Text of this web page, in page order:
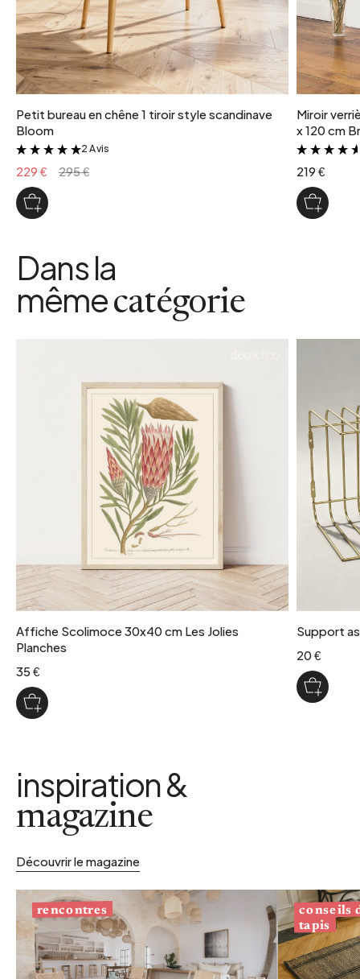
Petit bureau en chêne 1 tiroir style scandinave
Bloom
&
2 Avis
229 € 295 €
Miroir
x 120 cm
219 €
Dans la
mêmecatégorie
Affiche Scolimoce 30x40 cm Les Jolies
Planches
35 €
Support
20 €
inspiration &
magazine
Découvrir le magazine
rencontres conseils
tapis